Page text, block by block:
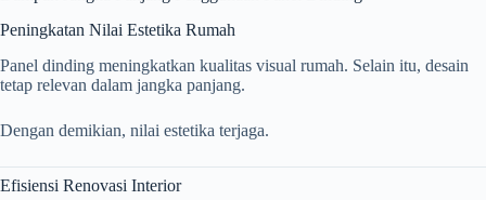
Peningkatan Nilai Estetika Rumah
Panel dinding meningkatkan kualitas visual rumah. Selain itu, desain
tetap relevan dalam jangka panjang.
Dengan demikian, nilai estetika terjaga.
Efisiensi Renovasi Interior